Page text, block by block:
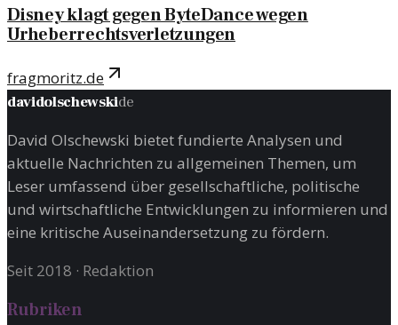
Disney klagt gegen ByteDance wegen
Urheberrechtsverletzungen
fragmoritz.de
davidolschewskide
David Olschewski bietet fundierte Analysen und
aktuelle Nachrichten zu allgemeinen Themen, um
Leser umfassend über gesellschaftliche, politische
und wirtschaftliche Entwicklungen zu informieren und
eine kritische Auseinandersetzung zu fördern.
Seit 2018 · Redaktion
Rubriken